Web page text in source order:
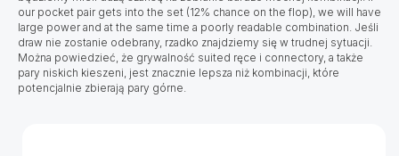
our pocket pair gets into the set (12% chance on the flop), we will have
large power and at the same time a poorly readable combination. Jeśli
draw nie zostanie odebrany, rzadko znajdziemy się w trudnej sytuacji.
Można powiedzieć, że grywalność suited ręce i connectory, a także
pary niskich kieszeni, jest znacznie lepsza niż kombinacji, które
potencjalnie zbierają pary górne.